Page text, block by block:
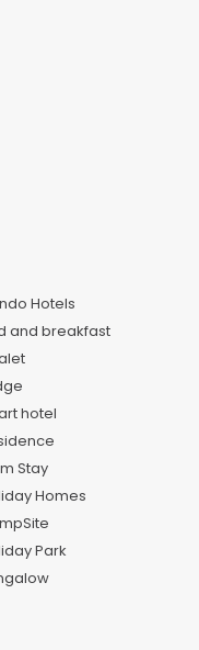
Hotels
and breakfast
hotel
Stay
Homes
Park